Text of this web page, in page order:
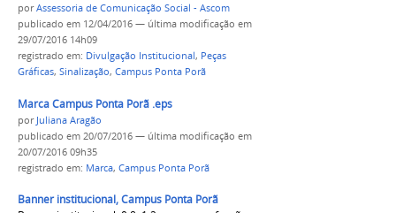
porAssessoria de Comunicação Social - Ascom
publicado em 12/04/2016 — última modificação em
29/07/2016 14h09
registrado em: Divulgação Institucional, Peças
Gráficas, Sinalização, Campus Ponta Porã
Marca Campus Ponta Porã .eps
por Juliana Aragão
publicado em 20/07/2016 — última modificação em
20/07/2016 09h35
registrado em: Marca, Campus Ponta Porã
Banner institucional, Campus Ponta Porã